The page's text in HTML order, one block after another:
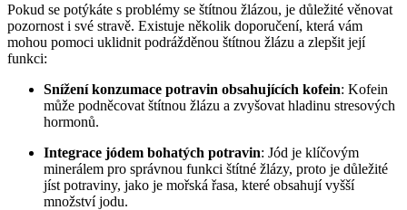
Pokud se potýkáte s problémy se štítnou žlázou, je důležité věnovat
pozornost i své stravě. Existuje několik doporučení, která vám
mohou pomoci uklidnit podrážděnou štítnou žlázu a zlepšit její
funkci:
Snížení konzumace potravin obsahujících kofein: Kofein
může podněcovat štítnou žlázu a zvyšovat hladinu stresových
hormonů.
Integrace jódem bohatých potravin: Jód je klíčovým
minerálem pro správnou funkci štítné žlázy, proto je důležité
jíst potraviny, jako je mořská řasa, které obsahují vyšší
množství jodu.